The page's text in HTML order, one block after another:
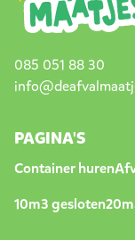
085 051 88 30
PAGINA'S
Container huren
10m3 gesloten